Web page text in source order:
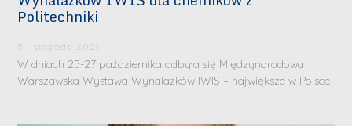
Politechniki
5 listopada 2021
W dniach 25-27 października odbyła się Międzynarodowa
Warszawska Wystawa Wynalazków IWIS – największe w Polsce